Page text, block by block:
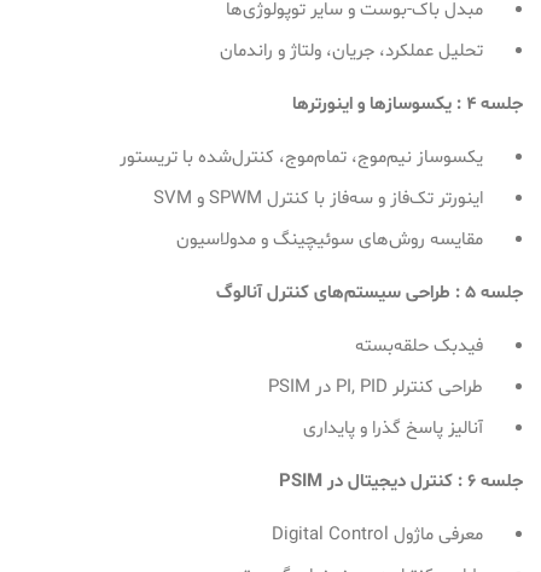
مبدل باک-بوست و سایر توپولوژی‌ها
تحلیل عملکرد، جریان، ولتاژ و راندمان
جلسه 4 : یکسوسازها و اینورترها
یکسوساز نیم‌موج، تمام‌موج، کنترل‌شده با تریستور
اینورتر تک‌فاز و سه‌فاز با کنترل SPWM و SVM
مقایسه روش‌های سوئیچینگ و مدولاسیون
جلسه 5 : طراحی سیستم‌های کنترل آنالوگ
فیدبک حلقه‌بسته
طراحی کنترلر PI, PID در PSIM
آنالیز پاسخ گذرا و پایداری
جلسه 6 : کنترل دیجیتال در
معرفی ماژول Digital Control